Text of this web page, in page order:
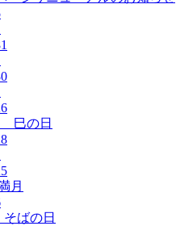
巳の日
月
そばの日